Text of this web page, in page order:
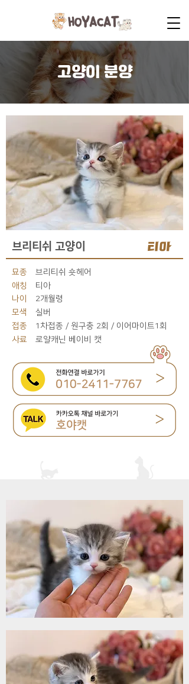
고양이 분양
브리티쉬 고양이 티아
묘종
브리티쉬 숏헤어
애칭
티아
나이
2개월령
모색
실버
접종
1차접종 / 원구충 2회 / 이어마이트1회
사료
로얄캐닌 베이비 캣